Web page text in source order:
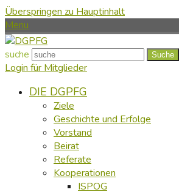
Überspringen zu Hauptinhalt
Menu
suche Suche
Login für Mitglieder
DIE DGPFG
Ziele
Geschichte und Erfolge
Vorstand
Beirat
Referate
Kooperationen
ISPOG